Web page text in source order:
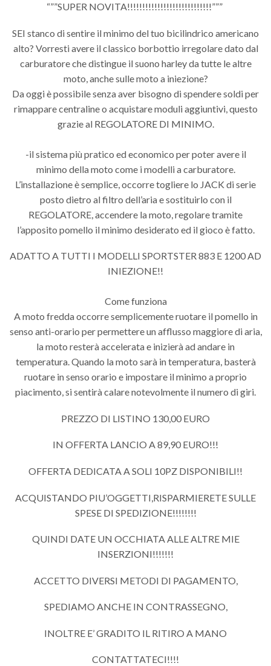
“””SUPER NOVITA!!!!!!!!!!!!!!!!!!!!!!!!!!!!”””
SEI stanco di sentire il minimo del tuo bicilindrico americano
alto? Vorresti avere il classico borbottio irregolare dato dal
carburatore che distingue il suono harley da tutte le altre
moto, anche sulle moto a iniezione?
Da oggi è possibile senza aver bisogno di spendere soldi per
rimappare centraline o acquistare moduli aggiuntivi, questo
grazie al REGOLATORE DI MINIMO.
-il sistema più pratico ed economico per poter avere il
minimo della moto come i modelli a carburatore.
L’installazione è semplice, occorre togliere lo JACK di serie
posto dietro al filtro dell’aria e sostituirlo con il
REGOLATORE, accendere la moto, regolare tramite
l’apposito pomello il minimo desiderato ed il gioco è fatto.
ADATTO A TUTTI I MODELLI SPORTSTER 883 E 1200 AD
INIEZIONE!!
Come funziona
A moto fredda occorre semplicemente ruotare il pomello in
senso anti-orario per permettere un afflusso maggiore di aria,
la moto resterà accelerata e inizierà ad andare in
temperatura. Quando la moto sarà in temperatura, basterà
ruotare in senso orario e impostare il minimo a proprio
piacimento, si sentirà calare notevolmente il numero di giri.
PREZZO DI LISTINO 130,00 EURO
IN OFFERTA LANCIO A 89,90 EURO!!!
OFFERTA DEDICATA A SOLI 10PZ DISPONIBILI!!
ACQUISTANDO PIU’OGGETTI,RISPARMIERETE SULLE
SPESE DI SPEDIZIONE!!!!!!!!
QUINDI DATE UN OCCHIATA ALLE ALTRE MIE
INSERZIONI!!!!!!!
ACCETTO DIVERSI METODI DI PAGAMENTO,
SPEDIAMO ANCHE IN CONTRASSEGNO,
INOLTRE E’ GRADITO IL RITIRO A MANO
CONTATTATECI!!!!